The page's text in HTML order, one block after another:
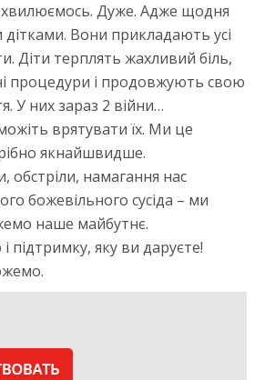
Дуже. Адже щодня
Вони прикладають усі
Діти терплять жахливий біль,
процедури і продовжують свою
У них зараз 2 війни…
врятувати їх. Ми це
якнайшвидше.
обстріли, намагання нас
божевільного сусіда – ми
наше майбутнє.
підтримку, яку ви даруєте!